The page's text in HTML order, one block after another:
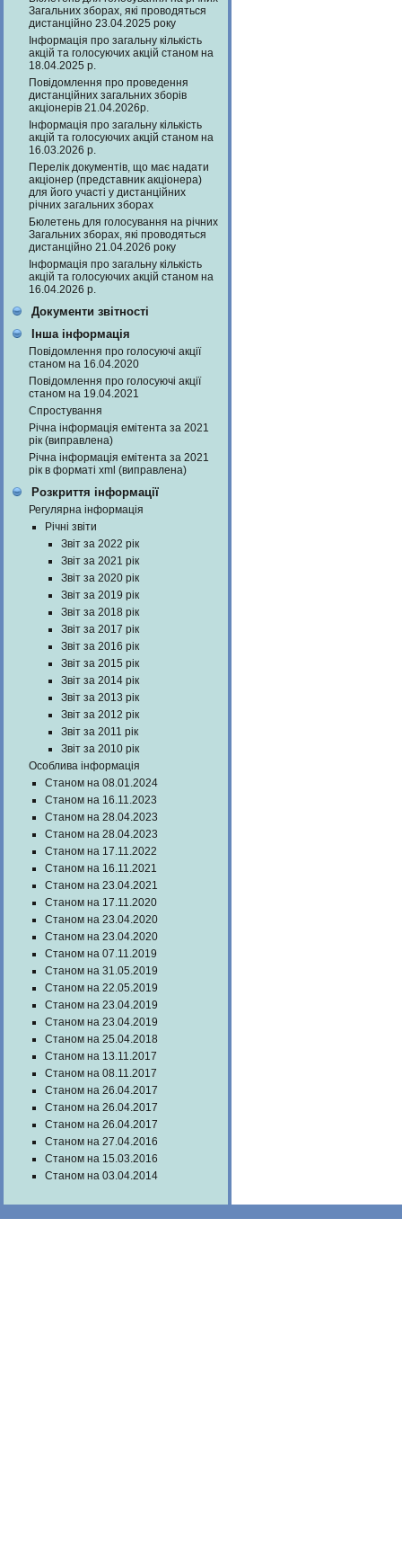
Загальних зборах, які проводяться
дистанційно 23.04.2025 року
Інформація про загальну кількість
акцій та голосуючих акцій станом на
18.04.2025 р.
Повідомлення про проведення
дистанційних загальних зборів
акціонерів 21.04.2026р.
Інформація про загальну кількість
акцій та голосуючих акцій станом на
16.03.2026 р.
Перелік документів, що має надати
акціонер (представник акціонера)
для його участі у дистанційних
річних загальних зборах
Бюлетень для голосування на річних
Загальних зборах, які проводяться
дистанційно 21.04.2026 року
Інформація про загальну кількість
акцій та голосуючих акцій станом на
16.04.2026 р.
Документи звітності
Інша інформація
Повідомлення про голосуючі акції
станом на 16.04.2020
Повідомлення про голосуючі акції
станом на 19.04.2021
Спростування
Річна інформація емітента за 2021
рік (виправлена)
Річна інформація емітента за 2021
рік в форматі xml (виправлена)
Розкриття інформації
Регулярна інформація
Річні звіти
Звіт за 2022 рік
Звіт за 2021 рік
Звіт за 2020 рік
Звіт за 2019 рік
Звіт за 2018 рік
Звіт за 2017 рік
Звіт за 2016 рік
Звіт за 2015 рік
Звіт за 2014 рік
Звіт за 2013 рік
Звіт за 2012 рік
Звіт за 2011 рік
Звіт за 2010 рік
Особлива інформація
Станом на 08.01.2024
Станом на 16.11.2023
Станом на 28.04.2023
Станом на 28.04.2023
Станом на 17.11.2022
Станом на 16.11.2021
Станом на 23.04.2021
Станом на 17.11.2020
Станом на 23.04.2020
Станом на 23.04.2020
Станом на 07.11.2019
Станом на 31.05.2019
Станом на 22.05.2019
Станом на 23.04.2019
Станом на 23.04.2019
Станом на 25.04.2018
Станом на 13.11.2017
Станом на 08.11.2017
Станом на 26.04.2017
Станом на 26.04.2017
Станом на 26.04.2017
Станом на 27.04.2016
Станом на 15.03.2016
Станом на 03.04.2014